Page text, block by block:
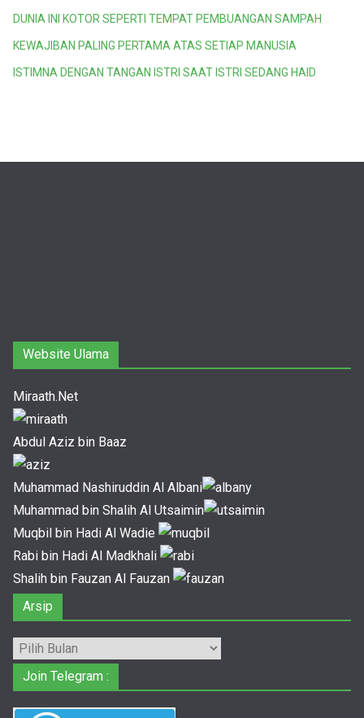
DUNIA INI KOTOR SEPERTI TEMPAT PEMBUANGAN SAMPAH
KEWAJIBAN PALING PERTAMA ATAS SETIAP MANUSIA
ISTIMNA DENGAN TANGAN ISTRI SAAT ISTRI SEDANG HAID
Website Ulama
Miraath.Net
Abdul Aziz bin Baaz
Muhammad Nashiruddin Al Albani
Muhammad bin Shalih Al Utsaimin
Muqbil bin Hadi Al Wadie
Rabi bin Hadi Al Madkhali
Shalih bin Fauzan Al Fauzan
Arsip
Arsip
Join Telegram :